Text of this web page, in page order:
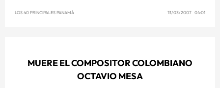
LOS 40 PRINCIPALES PANAMÁ 13/03/2007 04:01
MUERE EL COMPOSITOR COLOMBIANO
OCTAVIO MESA